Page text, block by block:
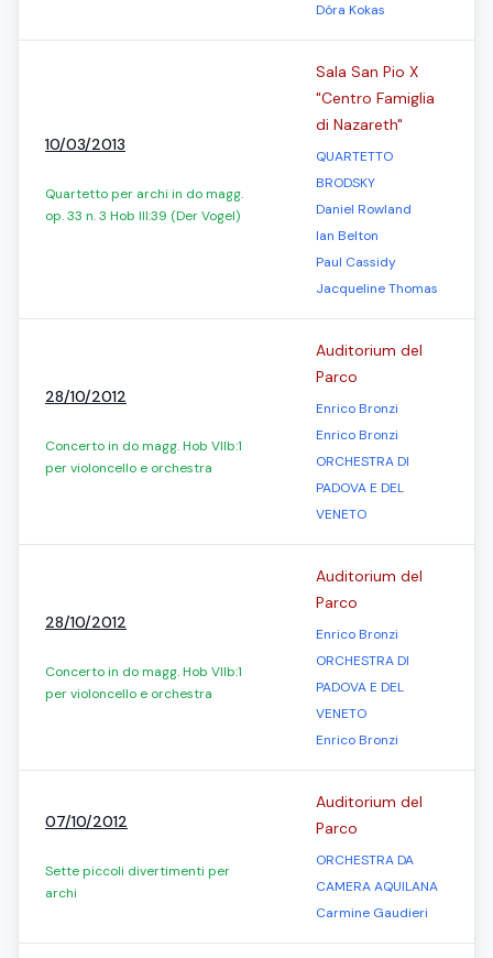
Dóra Kokas
10/03/2013
Quartetto per archi in do magg.
op. 33 n. 3 Hob III:39 (Der Vogel)
Sala San Pio X
"Centro Famiglia
di Nazareth"
QUARTETTO
BRODSKY
Daniel Rowland
Ian Belton
Paul Cassidy
Jacqueline Thomas
28/10/2012
Concerto in do magg. Hob VIIb:1
per violoncello e orchestra
Auditorium del
Parco
Enrico Bronzi
Enrico Bronzi
ORCHESTRA DI
PADOVA E DEL
VENETO
28/10/2012
Concerto in do magg. Hob VIIb:1
per violoncello e orchestra
Auditorium del
Parco
Enrico Bronzi
ORCHESTRA DI
PADOVA E DEL
VENETO
Enrico Bronzi
07/10/2012
Sette piccoli divertimenti per
archi
Auditorium del
Parco
ORCHESTRA DA
CAMERA AQUILANA
Carmine Gaudieri